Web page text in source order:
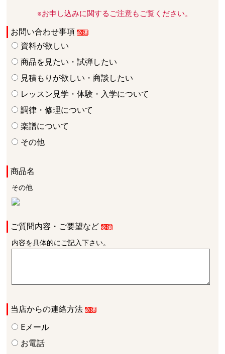
※お申し込みに関するご注意もご覧ください。
お問い合わせ事項
資料が欲しい
商品を見たい・試弾したい
見積もりが欲しい・商談したい
レッスン見学・体験・入学について
調律・修理について
楽譜について
その他
商品名
その他
ご質問内容・ご要望など
内容を具体的にご記入下さい。
当店からの連絡方法
Eメール
お電話